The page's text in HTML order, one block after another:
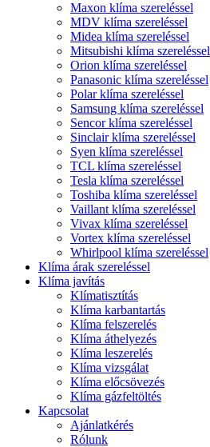
Maxon klíma szereléssel
MDV klíma szereléssel
Midea klíma szereléssel
Mitsubishi klíma szereléssel
Orion klíma szereléssel
Panasonic klíma szereléssel
Polar klíma szereléssel
Samsung klíma szereléssel
Sencor klíma szereléssel
Sinclair klíma szereléssel
Syen klíma szereléssel
TCL klíma szereléssel
Tesla klíma szereléssel
Toshiba klíma szereléssel
Vaillant klíma szereléssel
Vivax klíma szereléssel
Vortex klíma szereléssel
Whirlpool klíma szereléssel
Klíma árak szereléssel
Klíma javítás
Klímatisztítás
Klíma karbantartás
Klíma felszerelés
Klíma áthelyezés
Klíma leszerelés
Klíma vizsgálat
Klíma előcsövezés
Klíma gázfeltöltés
Kapcsolat
Ajánlatkérés
Rólunk